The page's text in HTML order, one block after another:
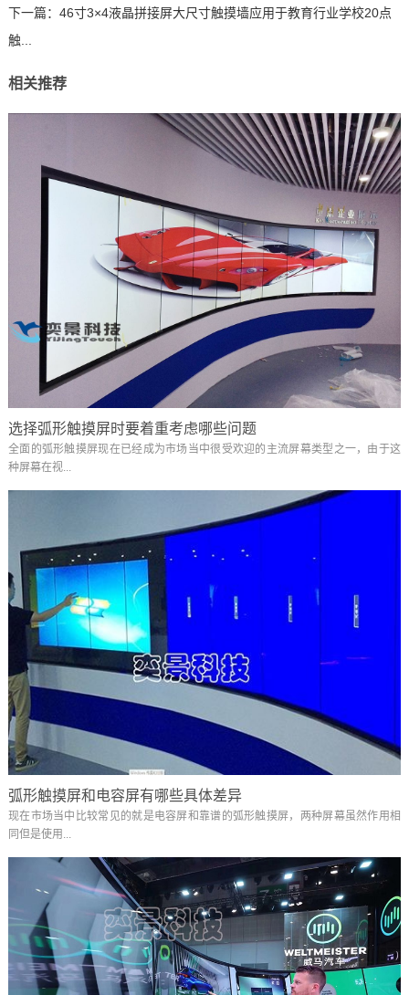
下一篇： 46寸3×4液晶拼接屏大尺寸触摸墙应用于教育行业学校20点
触...
相关推荐
选择弧形触摸屏时要着重考虑哪些问题
全面的弧形触摸屏现在已经成为市场当中很受欢迎的主流屏幕类型之一，由于这
种屏幕在视...
弧形触摸屏和电容屏有哪些具体差异
现在市场当中比较常见的就是电容屏和靠谱的弧形触摸屏，两种屏幕虽然作用相
同但是使用...